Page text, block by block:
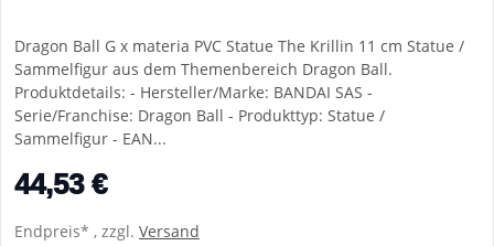
Dragon Ball G x materia PVC Statue The Krillin 11 cm Statue /
Sammelfigur aus dem Themenbereich Dragon Ball.
Produktdetails: - Hersteller/Marke: BANDAI SAS -
Serie/Franchise: Dragon Ball - Produkttyp: Statue /
Sammelfigur - EAN...
44,53 €
Endpreis* , zzgl. Versand